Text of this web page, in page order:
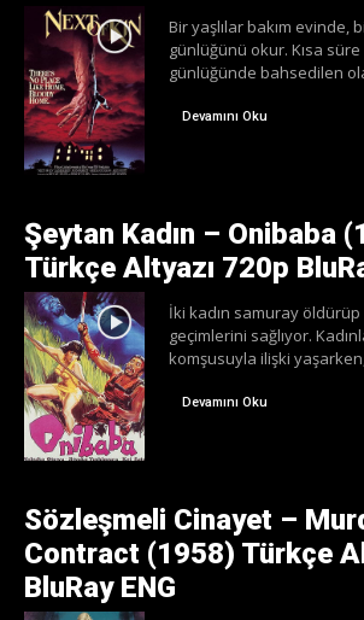
Bir yaşlılar bakım evinde,
günlüğünü okur. Kısa
günlüğünde bahsedilen
Devamını Oku
Şeytan Kadın – Onibaba
Türkçe Altyazı 720p
İki kadın samuray öldürüp
geçimlerini sağlıyor.
komşusuyla ilişki
Devamını Oku
Sözleşmeli Cinayet –
Contract (1958) Türkçe
BluRay ENG